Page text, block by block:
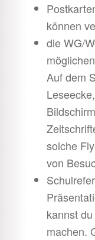
können
die WG/
Auf dem
solche
von
kannst
machen.